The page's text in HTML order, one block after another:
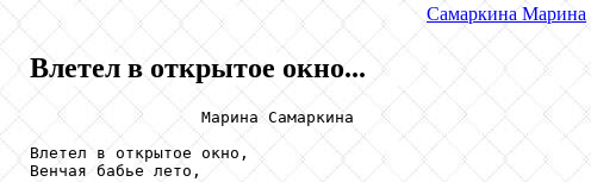
Самаркина Марина
Влетел в открытое окно...
                  Марина Самаркина
Влетел в открытое окно,
Венчая бабье лето,